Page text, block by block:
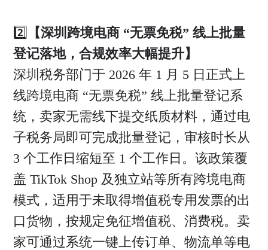
2️⃣
【深圳跨境电商 “无票免税” 线上批量
登记落地，合规效率大幅提升】
深圳税务部门于 2026 年 1 月 5 日正式上
线跨境电商 “无票免税” 线上批量登记系
统，卖家无需线下提交纸质材料，通过电
子税务局即可完成批量登记，审核时长从
3 个工作日缩短至 1 个工作日。该政策覆
盖 TikTok Shop 及独立站等所有跨境电商
模式，适用于未取得增值税专用发票的出
口货物，按规定免征增值税、消费税。卖
家可通过系统一键上传订单、物流单等电